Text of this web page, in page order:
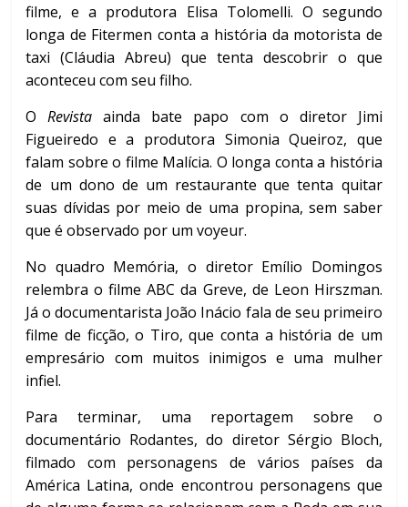
filme, e a produtora Elisa Tolomelli. O segundo
longa de Fitermen conta a história da motorista de
taxi (Cláudia Abreu) que tenta descobrir o que
aconteceu com seu filho.
ORevista ainda bate papo com o diretor Jimi
Figueiredo e a produtora Simonia Queiroz, que
falam sobre o filme Malícia. O longa conta a história
de um dono de um restaurante que tenta quitar
suas dívidas por meio de uma propina, sem saber
que é observado por um voyeur.
No quadro Memória, o diretor Emílio Domingos
relembra o filme ABC da Greve, de Leon Hirszman.
Já o documentarista João Inácio fala de seu primeiro
filme de ficção, o Tiro, que conta a história de um
empresário com muitos inimigos e uma mulher
infiel.
Para terminar, uma reportagem sobre o
documentário Rodantes, do diretor Sérgio Bloch,
filmado com personagens de vários países da
América Latina, onde encontrou personagens que